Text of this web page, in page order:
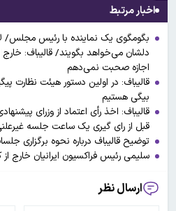
اخبار مرتبط
بگومگوی یک نماینده با رئیس مجلس/
دلشان می‌خواهد بگویند/ قالیباف: خارج
اجازه صحبت نمی‌دهم
قالیباف: در اولین دستور هیئت نظارت
بیگی هستیم
قالیباف: اخذ رأی اعتماد از وزرای
قبل از رای گیری یک ساعت جلسه غیرعلنی
توضیح قالیباف درباره نحوه برگزاری
سلیمی رئیس فراکسیون ایرانیان خارج
ارسال نظر